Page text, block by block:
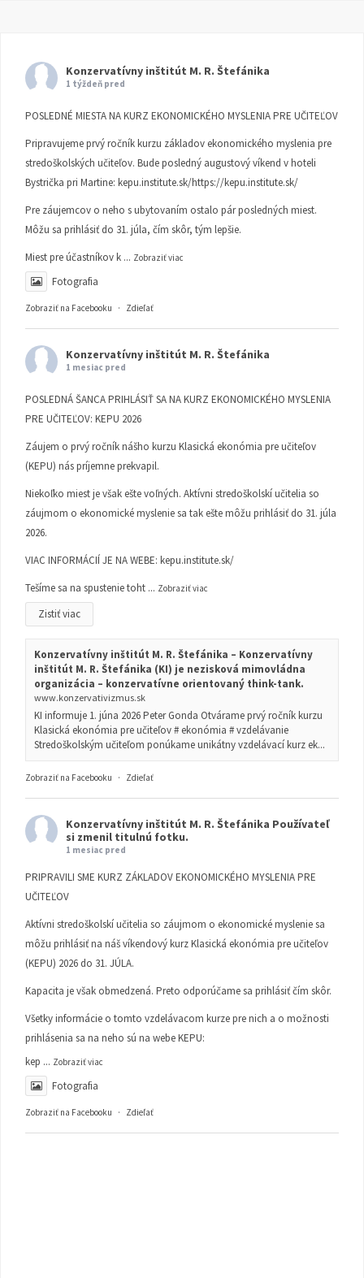
Konzervatívny inštitút M. R. Štefánika
1 týždeň pred
POSLEDNÉ MIESTA NA KURZ EKONOMICKÉHO MYSLENIA PRE UČITEĽOV
Pripravujeme prvý ročník kurzu základov ekonomického myslenia pre
stredoškolských učiteľov. Bude posledný augustový víkend v hoteli
Bystrička pri Martine: kepu.institute.sk/https://kepu.institute.sk/
Pre záujemcov o neho s ubytovaním ostalo pár posledných miest.
Môžu sa prihlásiť do 31. júla, čím skôr, tým lepšie.
Miest pre účastníkov k ... Zobraziť viac
Fotografia
Zobraziť na Facebooku · Zdieľať
Konzervatívny inštitút M. R. Štefánika
1 mesiac pred
POSLEDNÁ ŠANCA PRIHLÁSIŤ SA NA KURZ EKONOMICKÉHO MYSLENIA
PRE UČITEĽOV: KEPU 2026
Záujem o prvý ročník nášho kurzu Klasická ekonómia pre učiteľov
(KEPU) nás príjemne prekvapil.
Niekoľko miest je však ešte voľných. Aktívni stredoškolskí učitelia so
záujmom o ekonomické myslenie sa tak ešte môžu prihlásiť do 31. júla
2026.
VIAC INFORMÁCIÍ JE NA WEBE: kepu.institute.sk/
Tešíme sa na spustenie toht ... Zobraziť viac
Zistiť viac
Konzervatívny inštitút M. R. Štefánika – Konzervatívny
inštitút M. R. Štefánika (KI) je nezisková mimovládna
organizácia – konzervatívne orientovaný think-tank.
www.konzervativizmus.sk
KI informuje 1. júna 2026 Peter Gonda Otvárame prvý ročník kurzu
Klasická ekonómia pre učiteľov # ekonómia # vzdelávanie
Stredoškolským učiteľom ponúkame unikátny vzdelávací kurz ek...
Zobraziť na Facebooku · Zdieľať
Konzervatívny inštitút M. R. Štefánika Používateľ
si zmenil titulnú fotku.
1 mesiac pred
PRIPRAVILI SME KURZ ZÁKLADOV EKONOMICKÉHO MYSLENIA PRE
UČITEĽOV
Aktívni stredoškolskí učitelia so záujmom o ekonomické myslenie sa
môžu prihlásiť na náš víkendový kurz Klasická ekonómia pre učiteľov
(KEPU) 2026 do 31. JÚLA.
Kapacita je však obmedzená. Preto odporúčame sa prihlásiť čím skôr.
Všetky informácie o tomto vzdelávacom kurze pre nich a o možnosti
prihlásenia sa na neho sú na webe KEPU:
kep ... Zobraziť viac
Fotografia
Zobraziť na Facebooku · Zdieľať